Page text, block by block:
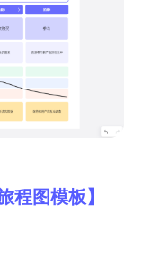
程图模板】